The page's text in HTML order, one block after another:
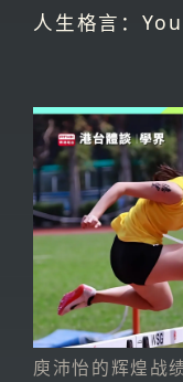
人生格言：
庾沛怡的辉煌战